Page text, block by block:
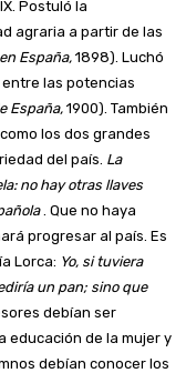
Postuló la
agraria a partir de las
España, 1898). Luchó
las potencias
España, 1900). También
los dos grandes
del país. La
no hay otras llaves
. Que no haya
progresar al país. Es
Lorca: Yo, si tuviera
un pan; sino que
debían ser
educación de la mujer y
debían conocer los